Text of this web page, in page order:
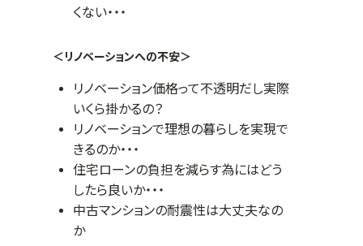
くない・・・
＜リノベーションへの不安＞
リノベーション価格って不透明だし実際
いくら掛かるの？
リノベーションで理想の暮らしを実現で
きるのか・・・
住宅ローンの負担を減らす為にはどう
したら良いか・・・
中古マンションの耐震性は大丈夫なの
か